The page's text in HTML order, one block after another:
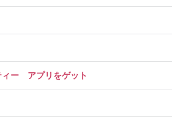
ィー アプリをゲット